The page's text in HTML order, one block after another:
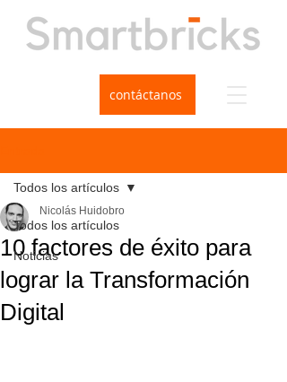
contáctanos
Todos los artículos
Noticias
Todos los artículos
10 factores de éxito para
lograr la Transformación
Digital
Nicolás Huidobro